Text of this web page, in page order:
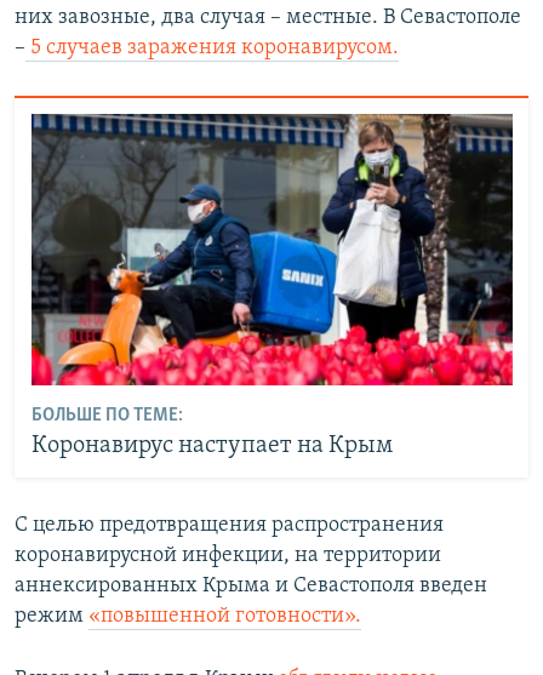
них завозные, два случая – местные. В Севастополе
– 5 случаев заражения коронавирусом.
БОЛЬШЕ ПО ТЕМЕ:
Коронавирус наступает на Крым
С целью предотвращения распространения
коронавирусной инфекции, на территории
аннексированных Крыма и Севастополя введен
режим «повышенной готовности».